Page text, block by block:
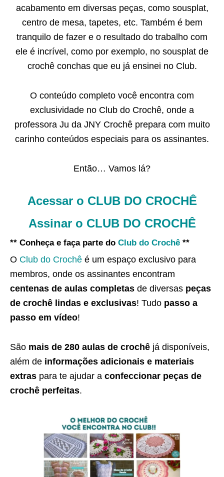
acabamento em diversas peças, como sousplat,
centro de mesa, tapetes, etc. Também é bem
tranquilo de fazer e o resultado do trabalho com
ele é incrível, como por exemplo, no sousplat de
crochê conchas que eu já ensinei no Club.
O conteúdo completo você encontra com
exclusividade no Club do Crochê, onde a
professora Ju da JNY Crochê prepara com muito
carinho conteúdos especiais para os assinantes.
Então… Vamos lá?
Acessar o CLUB DO CROCHÊ
Assinar o CLUB DO CROCHÊ
** Conheça e faça parte do Club do Crochê **
O Club do Crochê é um espaço exclusivo para
membros, onde os assinantes encontram
centenas de aulas completas de diversas peças
de crochê lindas e exclusivas! Tudo passo a
passo em vídeo!
São mais de 280 aulas de crochê já disponíveis,
além de informações adicionais e materiais
extras para te ajudar a confeccionar peças de
crochê perfeitas.